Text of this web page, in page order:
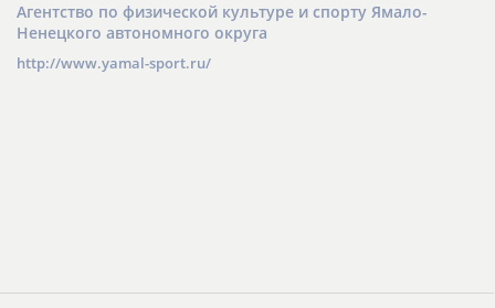
Агентство по физической культуре и спорту Ямало-
Ненецкого автономного округа
http://www.yamal-sport.ru/